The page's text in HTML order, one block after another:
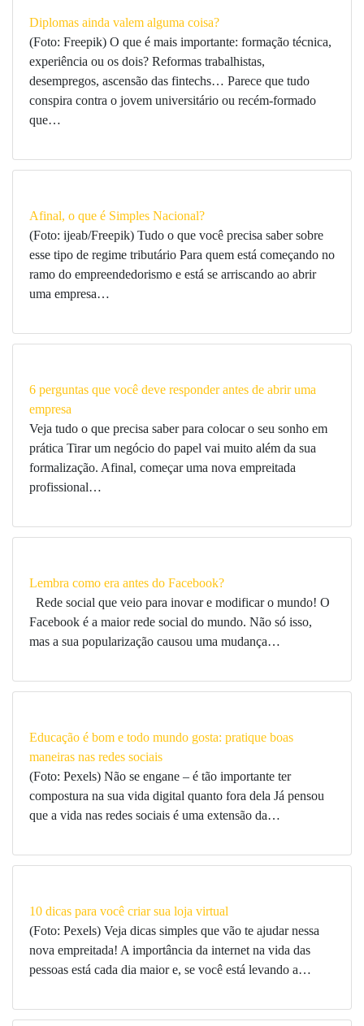
Diplomas ainda valem alguma coisa?
(Foto: Freepik) O que é mais importante: formação técnica,
experiência ou os dois? Reformas trabalhistas,
desempregos, ascensão das fintechs… Parece que tudo
conspira contra o jovem universitário ou recém-formado
que…
Afinal, o que é Simples Nacional?
(Foto: ijeab/Freepik) Tudo o que você precisa saber sobre
esse tipo de regime tributário Para quem está começando no
ramo do empreendedorismo e está se arriscando ao abrir
uma empresa…
6 perguntas que você deve responder antes de abrir uma
empresa
Veja tudo o que precisa saber para colocar o seu sonho em
prática Tirar um negócio do papel vai muito além da sua
formalização. Afinal, começar uma nova empreitada
profissional…
Lembra como era antes do Facebook?
Rede social que veio para inovar e modificar o mundo! O
Facebook é a maior rede social do mundo. Não só isso,
mas a sua popularização causou uma mudança…
Educação é bom e todo mundo gosta: pratique boas
maneiras nas redes sociais
(Foto: Pexels) Não se engane – é tão importante ter
compostura na sua vida digital quanto fora dela Já pensou
que a vida nas redes sociais é uma extensão da…
10 dicas para você criar sua loja virtual
(Foto: Pexels) Veja dicas simples que vão te ajudar nessa
nova empreitada! A importância da internet na vida das
pessoas está cada dia maior e, se você está levando a…